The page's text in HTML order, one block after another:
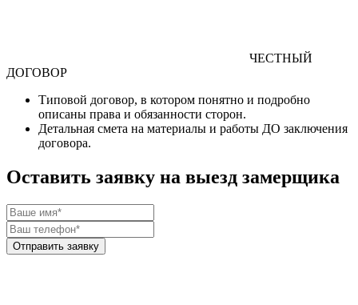
ЧЕСТНЫЙ
ДОГОВОР
Типовой договор, в котором понятно и подробно
описаны права и обязанности сторон.
Детальная смета на материалы и работы ДО заключения
договора.
Оставить заявку на выезд замерщика